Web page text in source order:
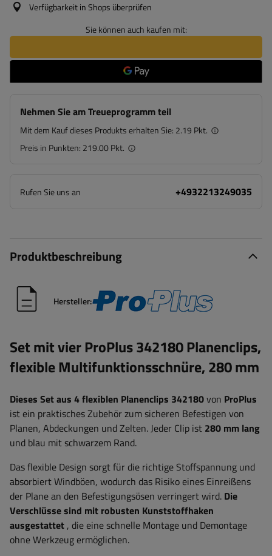
Verfügbarkeit in Shops überprüfen
Sie können auch kaufen mit:
Nehmen Sie am Treueprogramm teil
Mit dem Kauf dieses Produkts erhalten Sie: 2.19 Pkt.
Preis in Punkten: 219.00 Pkt.
Rufen Sie uns an +4932213249035
Produktbeschreibung
Hersteller:
Set mit vier ProPlus 342180 Planenclips,
flexible Multifunktionsschnüre, 280 mm
Dieses Set aus 4 flexiblen Planenclips 342180von ProPlus
ist ein praktisches Zubehör zum sicheren Befestigen von
Planen, Abdeckungen und Zelten. Jeder Clip ist 280 mm lang
und blau mit schwarzem Rand.
Das flexible Design sorgt für die richtige Stoffspannung und
absorbiert Windböen, wodurch das Risiko eines Einreißens
der Plane an den Befestigungsösen verringert wird. Die
Verschlüsse sind mit robusten Kunststoffhaken
ausgestattet , die eine schnelle Montage und Demontage
ohne Werkzeug ermöglichen.